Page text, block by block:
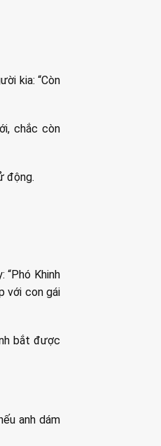
kia: “Còn
chắc còn
động.
Khinh
với con gái
bắt được
anh dám